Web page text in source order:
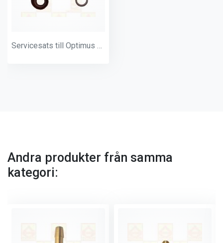
Servicesats till Optimus 500
Andra produkter från samma
kategori: